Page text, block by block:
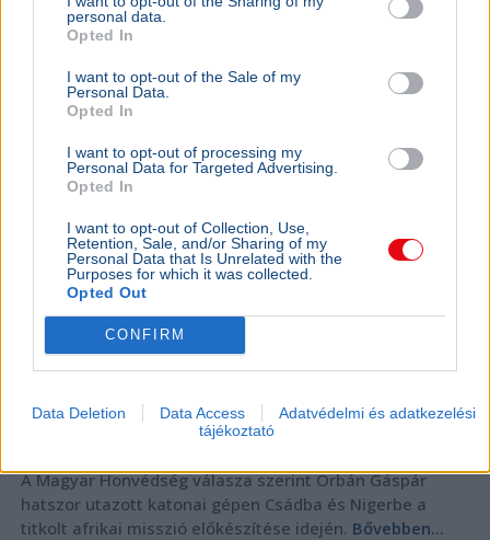
personal data.
Opted In
I want to opt-out of the Sale of my
Personal Data.
Opted In
I want to opt-out of processing my
Personal Data for Targeted Advertising.
Opted In
I want to opt-out of Collection, Use,
Retention, Sale, and/or Sharing of my
Personal Data that Is Unrelated with the
Purposes for which it was collected.
Opted Out
CONFIRM
Data Deletion Data Access
Adatvédelmi és adatkezelési
tájékoztató
Parlament
A Tisza frakciója szombaton szavaz köztársaságielnök-
jelöltjéről, miután Polgár Judit visszautasította a
felkérést, a hivatalos jelölési határidő pedig hétfőn jár
Bővebben...
BELFÖLD 2026. augusztus 6.
Orbán Gáspár hatszor repült honvédségi
gépen Csádba és Nigerbe
Orbán Viktor Gulyás Gergely Csád
Honvédelem
A Magyar Honvédség válasza szerint Orbán Gáspár
hatszor utazott katonai gépen Csádba és Nigerbe a
titkolt afrikai misszió előkészítése idején. Bővebben...